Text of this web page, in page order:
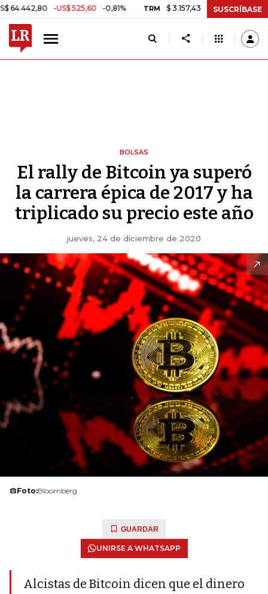
-US$ 525,60 -0,81% TRM $ 3.157,43 -$ 21,97 -0,69% MSCI
SUSCRÍBASE
BOLSAS
El rally de Bitcoin ya superó
la carrera épica de 2017 y ha
triplicado su precio este año
jueves, 24 de diciembre de 2020
Foto:Bloomberg
GUARDAR
UNIRSE A WHATSAPP
Alcistas de Bitcoin dicen que el dinero